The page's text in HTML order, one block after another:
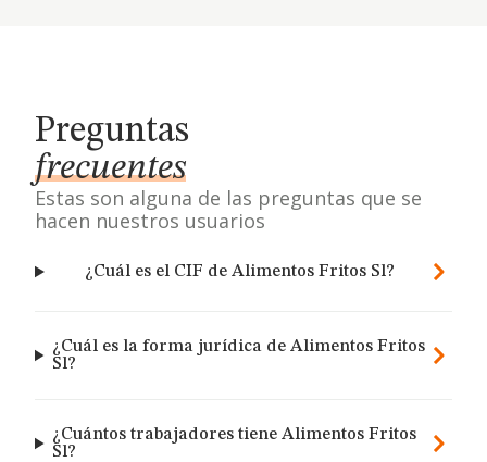
Preguntas
frecuentes
Estas son alguna de las preguntas que se
hacen nuestros usuarios
¿Cuál es el CIF de Alimentos Fritos Sl?
¿Cuál es la forma jurídica de Alimentos Fritos
Sl?
¿Cuántos trabajadores tiene Alimentos Fritos
Sl?